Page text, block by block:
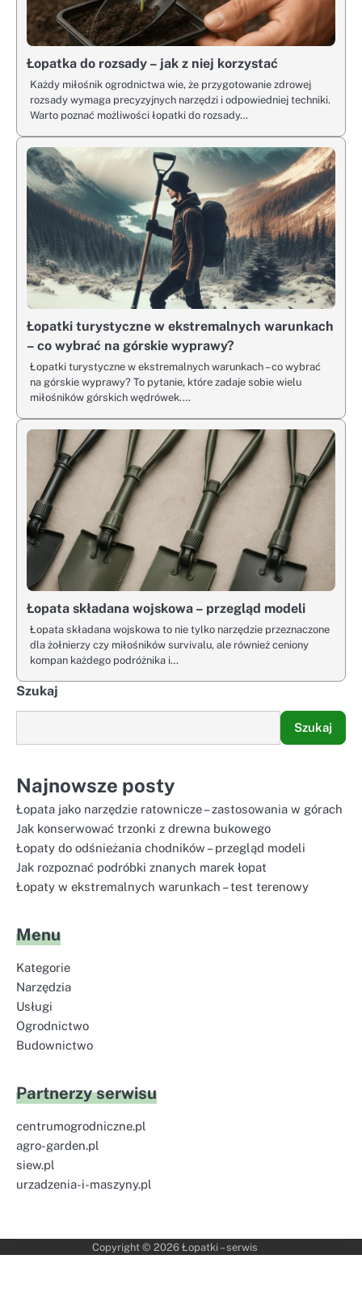
Łopatka do rozsady – jak z niej korzystać
Każdy miłośnik ogrodnictwa wie, że przygotowanie zdrowej
rozsady wymaga precyzyjnych narzędzi i odpowiedniej techniki.
Warto poznać możliwości łopatki do rozsady…
Łopatki turystyczne w ekstremalnych warunkach
– co wybrać na górskie wyprawy?
Łopatki turystyczne w ekstremalnych warunkach – co wybrać
na górskie wyprawy? To pytanie, które zadaje sobie wielu
miłośników górskich wędrówek.…
Łopata składana wojskowa – przegląd modeli
Łopata składana wojskowa to nie tylko narzędzie przeznaczone
dla żołnierzy czy miłośników survivalu, ale również ceniony
kompan każdego podróżnika i…
Szukaj
Szukaj
Najnowsze posty
Łopata jako narzędzie ratownicze – zastosowania w górach
Jak konserwować trzonki z drewna bukowego
Łopaty do odśnieżania chodników – przegląd modeli
Jak rozpoznać podróbki znanych marek łopat
Łopaty w ekstremalnych warunkach – test terenowy
Menu
Kategorie
Narzędzia
Usługi
Ogrodnictwo
Budownictwo
Partnerzy serwisu
centrumogrodniczne.pl
agro-garden.pl
siew.pl
urzadzenia-i-maszyny.pl
Copyright © 2026 Łopatki – serwis